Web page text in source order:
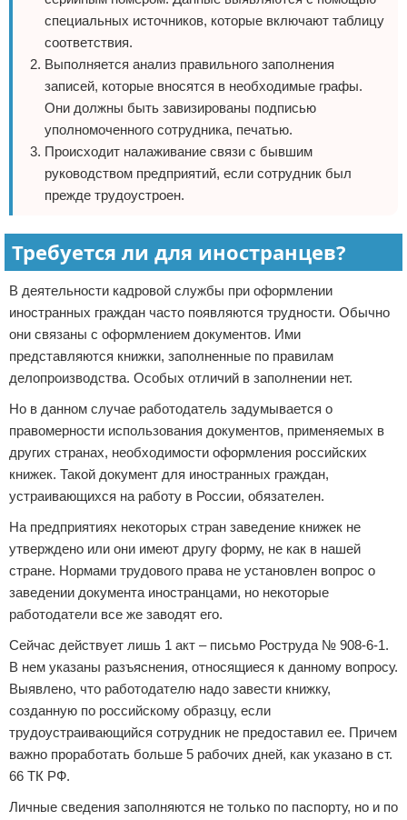
специальных источников, которые включают таблицу
соответствия.
Выполняется анализ правильного заполнения
записей, которые вносятся в необходимые графы.
Они должны быть завизированы подписью
уполномоченного сотрудника, печатью.
Происходит налаживание связи с бывшим
руководством предприятий, если сотрудник был
прежде трудоустроен.
Требуется ли для иностранцев?
В деятельности кадровой службы при оформлении
иностранных граждан часто появляются трудности. Обычно
они связаны с оформлением документов. Ими
представляются книжки, заполненные по правилам
делопроизводства. Особых отличий в заполнении нет.
Но в данном случае работодатель задумывается о
правомерности использования документов, применяемых в
других странах, необходимости оформления российских
книжек. Такой документ для иностранных граждан,
устраивающихся на работу в России, обязателен.
На предприятиях некоторых стран заведение книжек не
утверждено или они имеют другу форму, не как в нашей
стране. Нормами трудового права не установлен вопрос о
заведении документа иностранцами, но некоторые
работодатели все же заводят его.
Сейчас действует лишь 1 акт – письмо Роструда № 908-6-1.
В нем указаны разъяснения, относящиеся к данному вопросу.
Выявлено, что работодателю надо завести книжку,
созданную по российскому образцу, если
трудоустраивающийся сотрудник не предоставил ее. Причем
важно проработать больше 5 рабочих дней, как указано в ст.
66 ТК РФ.
Личные сведения заполняются не только по паспорту, но и по